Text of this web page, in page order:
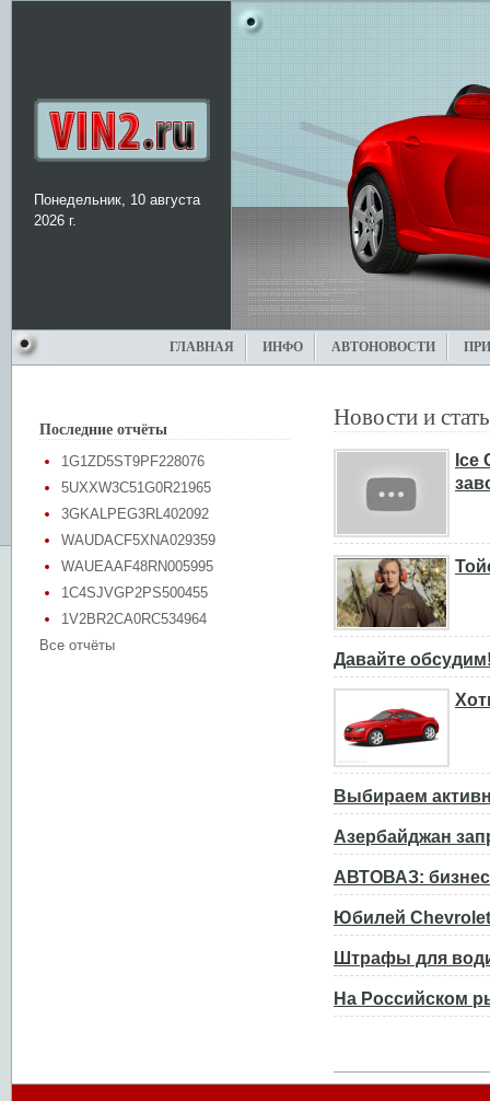
Понедельник, 10 августа
2026 г.
ГЛАВНАЯ ИНФО АВТОНОВОСТИ
Последние отчёты
1G1ZD5ST9PF228076
5UXXW3C51G0R21965
3GKALPEG3RL402092
WAUDACF5XNA029359
WAUEAAF48RN005995
1C4SJVGP2PS500455
1V2BR2CA0RC534964
Все отчёты
Новости и
Ice
Давайте
Выбираем
Азербайджан
АВТОВАЗ:
Юбилей
Штрафы для
На Российском